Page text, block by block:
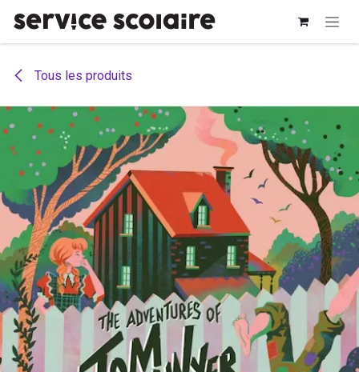
Tous les produits